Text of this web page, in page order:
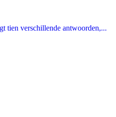
tien verschillende antwoorden,...